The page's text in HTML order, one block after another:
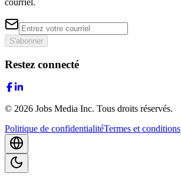
courriel.
S'abonner
Restez connecté
© 2026 Jobs Media Inc. Tous droits réservés.
Politique de confidentialitéTermes et conditions